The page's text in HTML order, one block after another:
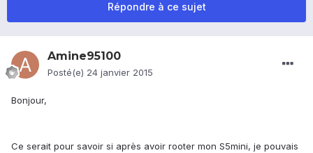
Répondre à ce sujet
Amine95100
Posté(e) 24 janvier 2015
Bonjour,
Ce serait pour savoir si après avoir rooter mon S5mini, je pouvais